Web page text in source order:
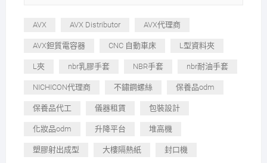
AVX AVX Distributor AVX代理商
AVX鉭質電容器 CNC 自動車床 L型資料夾
L夾 nbr乳膠手套 NBR手套 nbr耐油手套
NICHICON代理商 不鏽鋼螺絲 保養品odm
保養品代工 儀器租賃 包裝設計
化妝品odm 升降平台 堆高機
塑膠射出成型 大樓隔熱紙 封口機